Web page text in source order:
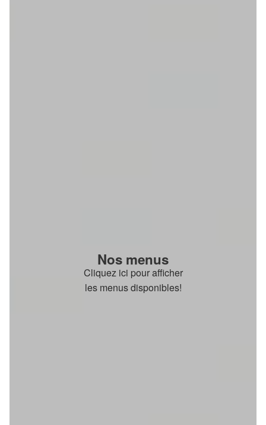
Nos menus
Cliquez ici pour afficher
les menus disponibles!